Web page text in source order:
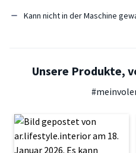
Kann nicht in der Maschine
Unsere Produkte,